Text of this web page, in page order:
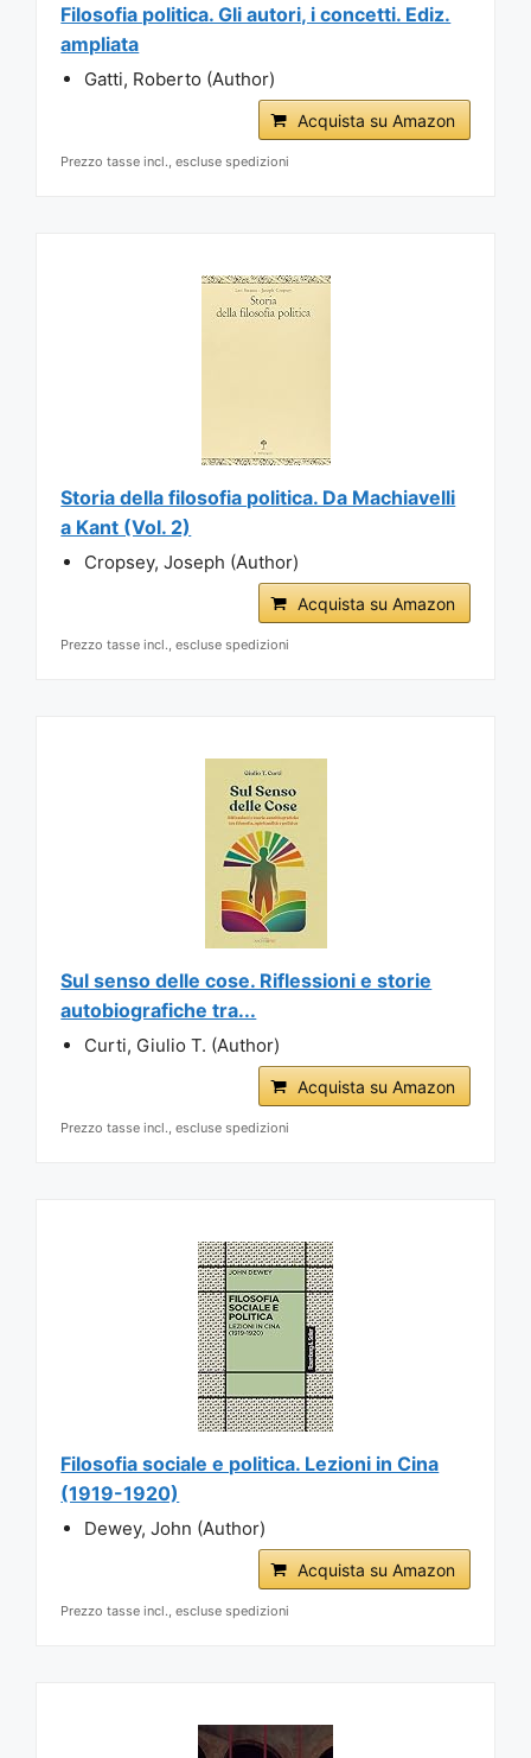
Filosofia politica. Gli autori, i concetti. Ediz.
ampliata
Gatti, Roberto (Author)
Acquista su Amazon
Prezzo tasse incl., escluse spedizioni
Storia della filosofia politica. Da Machiavelli
a Kant (Vol. 2)
Cropsey, Joseph (Author)
Acquista su Amazon
Prezzo tasse incl., escluse spedizioni
Sul senso delle cose. Riflessioni e storie
autobiografiche tra...
Curti, Giulio T. (Author)
Acquista su Amazon
Prezzo tasse incl., escluse spedizioni
Filosofia sociale e politica. Lezioni in Cina
(1919-1920)
Dewey, John (Author)
Acquista su Amazon
Prezzo tasse incl., escluse spedizioni